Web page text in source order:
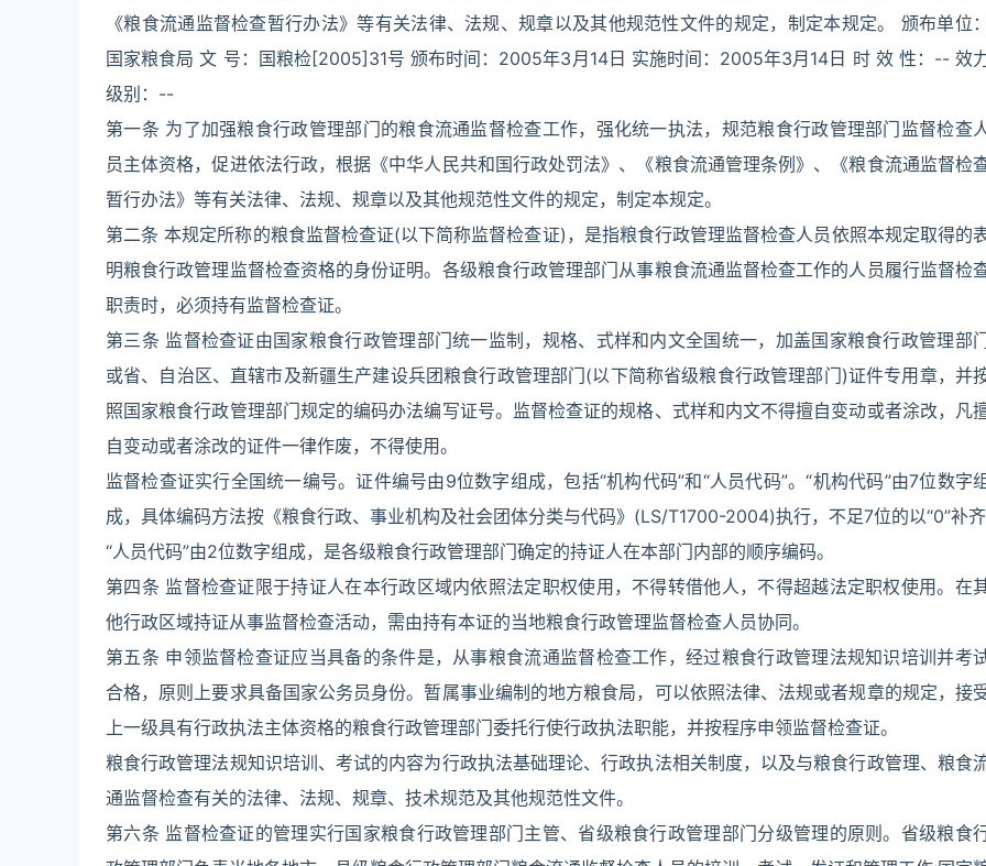
《粮食流通监督检查暂行办法》等有关法律、法规、规章以及其他规范性文件的规定，制定本规定。 颁布单位
国家粮食局 文 号：国粮检[2005]31号 颁布时间：2005年3月14日 实施时间：2005年3月14日 时 效 性：-- 效
级别：--
第一条 为了加强粮食行政管理部门的粮食流通监督检查工作，强化统一执法，规范粮食行政管理部门监督检查
员主体资格，促进依法行政，根据《中华人民共和国行政处罚法》、《粮食流通管理条例》、《粮食流通监督检
暂行办法》等有关法律、法规、规章以及其他规范性文件的规定，制定本规定。
第二条 本规定所称的粮食监督检查证(以下简称监督检查证)，是指粮食行政管理监督检查人员依照本规定取得的
明粮食行政管理监督检查资格的身份证明。各级粮食行政管理部门从事粮食流通监督检查工作的人员履行监督检
职责时，必须持有监督检查证。
第三条 监督检查证由国家粮食行政管理部门统一监制，规格、式样和内文全国统一，加盖国家粮食行政管理部
或省、自治区、直辖市及新疆生产建设兵团粮食行政管理部门(以下简称省级粮食行政管理部门)证件专用章，并
照国家粮食行政管理部门规定的编码办法编写证号。监督检查证的规格、式样和内文不得擅自变动或者涂改，凡
自变动或者涂改的证件一律作废，不得使用。
监督检查证实行全国统一编号。证件编号由9位数字组成，包括“机构代码”和“人员代码”。“机构代码”由7位数字
成，具体编码方法按《粮食行政、事业机构及社会团体分类与代码》(LS/T1700-2004)执行，不足7位的以“0”补
“人员代码”由2位数字组成，是各级粮食行政管理部门确定的持证人在本部门内部的顺序编码。
第四条 监督检查证限于持证人在本行政区域内依照法定职权使用，不得转借他人，不得超越法定职权使用。在
他行政区域持证从事监督检查活动，需由持有本证的当地粮食行政管理监督检查人员协同。
第五条 申领监督检查证应当具备的条件是，从事粮食流通监督检查工作，经过粮食行政管理法规知识培训并考
合格，原则上要求具备国家公务员身份。暂属事业编制的地方粮食局，可以依照法律、法规或者规章的规定，接
上一级具有行政执法主体资格的粮食行政管理部门委托行使行政执法职能，并按程序申领监督检查证。
粮食行政管理法规知识培训、考试的内容为行政执法基础理论、行政执法相关制度，以及与粮食行政管理、粮食
通监督检查有关的法律、法规、规章、技术规范及其他规范性文件。
第六条 监督检查证的管理实行国家粮食行政管理部门主管、省级粮食行政管理部门分级管理的原则。省级粮食